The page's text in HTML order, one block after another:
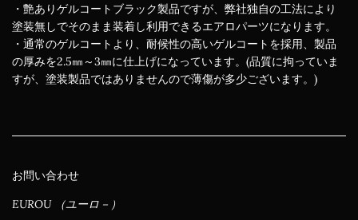
・艶ありゲルコートブラック製品ですが、弊社独自の工法により
塗装無しでそのまま装着し利用できるエアロパーツになります。
・通常のゲルコートより、耐候性の高いゲルコートを採用、製品
の厚みを2.5㎜～3㎜に仕上げになっています。(品質に拘っていま
すが、塗装製品ではありませんので薄傷が多少ございます。)
お問い合わせ
EUROU （ユーロ－）